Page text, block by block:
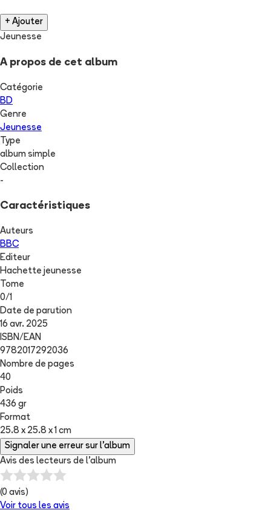
+ Ajouter
Jeunesse
A propos de cet album
Catégorie
BD
Genre
Jeunesse
Type
album simple
Collection
-
Caractéristiques
Auteurs
BBC
Editeur
Hachette jeunesse
Tome
0/1
Date de parution
16 avr. 2025
ISBN/EAN
9782017292036
Nombre de pages
40
Poids
436 gr
Format
25.8 x 25.8 x 1 cm
Signaler une erreur sur l'album
Avis des lecteurs de l'album
(0 avis)
Voir tous les avis